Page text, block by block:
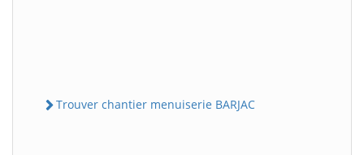
Trouver chantier menuiserie BARJAC